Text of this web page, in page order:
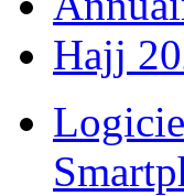
Hajj